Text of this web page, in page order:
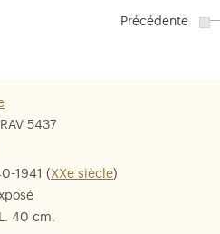
Précédente
5437
1941 ( XXe siècle)
40 cm.